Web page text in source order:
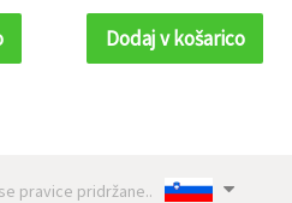
50 kosov
Dodaj v košarico
pravice pridržane..